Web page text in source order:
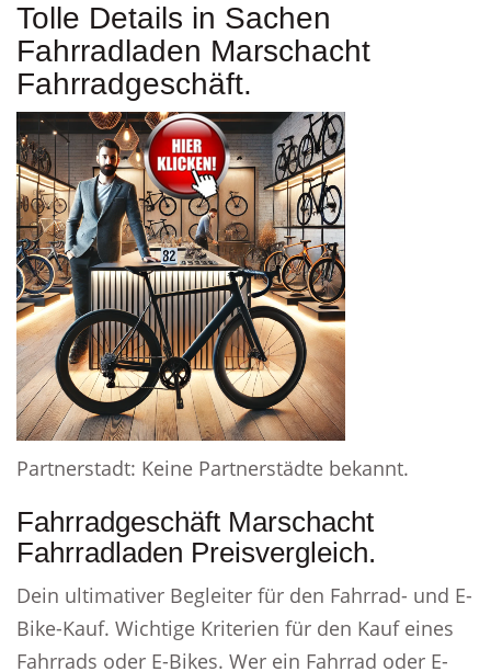
Tolle Details in Sachen
Fahrradladen Marschacht
Fahrradgeschäft.
Partnerstadt: Keine Partnerstädte bekannt.
Fahrradgeschäft Marschacht
Fahrradladen Preisvergleich.
Dein ultimativer Begleiter für den Fahrrad- und E-
Bike-Kauf. Wichtige Kriterien für den Kauf eines
Fahrrads oder E-Bikes. Wer ein Fahrrad oder E-